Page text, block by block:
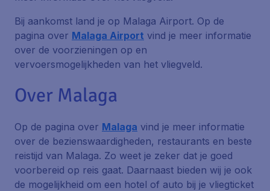
Bij aankomst land je op Malaga Airport. Op de
pagina over Malaga Airport vind je meer informatie
over de voorzieningen op en
vervoersmogelijkheden van het vliegveld.
Over Malaga
Op de pagina over Malaga vind je meer informatie
over de bezienswaardigheden, restaurants en beste
reistijd van Malaga. Zo weet je zeker dat je goed
voorbereid op reis gaat. Daarnaast bieden wij je ook
de mogelijkheid om een hotel of auto bij je vliegticket